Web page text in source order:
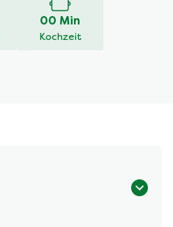
00 Min
Kochzeit